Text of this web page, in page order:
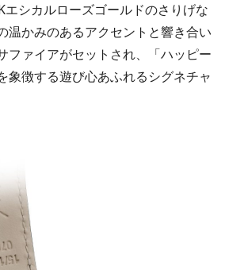
エシカルローズゴールドのさりげな
温かみのあるアクセントと響き合い
ファイアがセットされ、「ハッピー
象徴する遊び心あふれるシグネチャ